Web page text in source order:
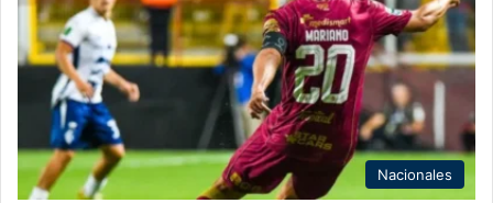
Nacionales